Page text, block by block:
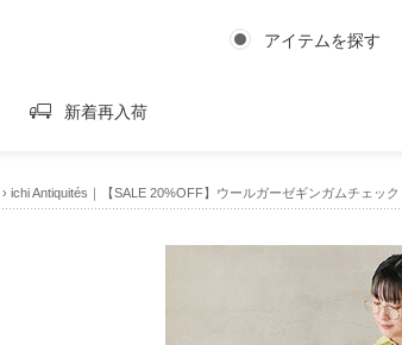
アイテムを探す
新着再入荷
› ichi Antiquités｜【SALE 20%OFF】ウールガーゼギンガムチェッ